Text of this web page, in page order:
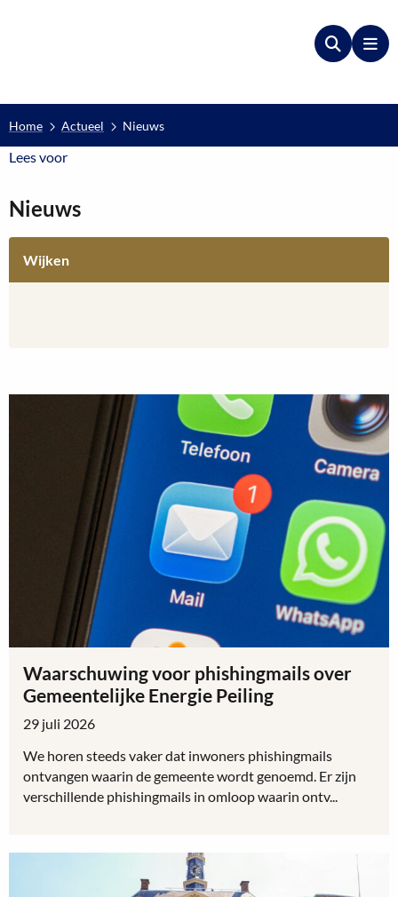
Zoeken
Home Actueel Nieuws
Lees voorLees voor
Nieuws
Wijken
Waarschuwing voor phishingmails over
Gemeentelijke Energie Peiling
29 juli 2026
We horen steeds vaker dat inwoners phishingmails
ontvangen waarin de gemeente wordt genoemd. Er zijn
verschillende phishingmails in omloop waarin ontv...